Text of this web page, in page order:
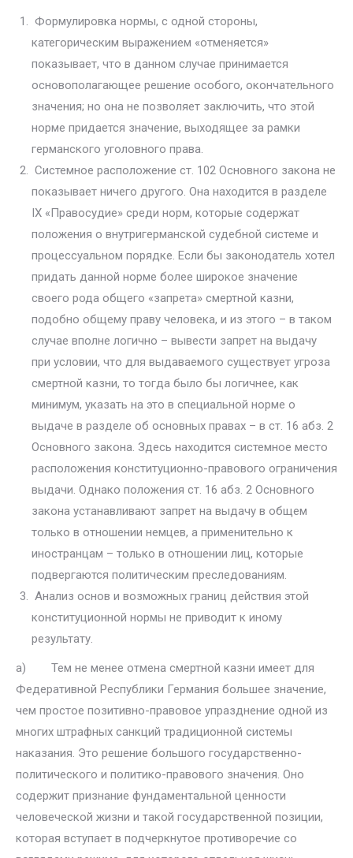
Формулировка нормы, с одной стороны,
категорическим выражени­ем «отменяется»
показывает, что в данном случае принимается
основопо­лагающее решение особого, окончательного
значения; но она не позволя­ет заключить, что этой
норме придается значение, выходящее за рамки
германского уголовного права.
Системное расположение ст. 102 Основного закона не
показывает ни­чего другого. Она находится в разделе
IX «Правосудие» среди норм, которые содержат
положения о внутригерманской судебной системе и
процессуаль­ном порядке. Если бы законодатель хотел
придать данной норме более ши­рокое значение
своего рода общего «запрета» смертной казни,
подобно об­щему праву человека, и из этого – в таком
случае вполне логично – выве­сти запрет на выдачу
при условии, что для выдаваемого существует угроза
смертной казни, то тогда было бы логичнее, как
минимум, указать на это в специальной норме о
выдаче в разделе об основных правах – в ст. 16 абз. 2
Основного закона. Здесь находится системное место
расположения конституционно-правового ограничения
выдачи. Однако положения ст. 16 абз. 2 Основного
закона устанавливают запрет на выдачу в общем
только в отношении немцев, а применительно к
иностранцам – только в отноше­нии лиц, которые
подвергаются политическим преследованиям.
Анализ основ и возможных границ действия этой
конституционной нормы не приводит к иному
результату.
а) Тем не менее отмена смертной казни имеет для
Федеративной Рес­публики Германия большее значение,
чем простое позитивно-правовое упразднение одной из
многих штрафных санкций традиционной системы
наказания. Это решение большого государственно-
политического и по­литико-правового значения. Оно
содержит признание фундаментальной ценности
человеческой жизни и такой государственной позиции,
кото­рая вступает в подчеркнутое противоречие со